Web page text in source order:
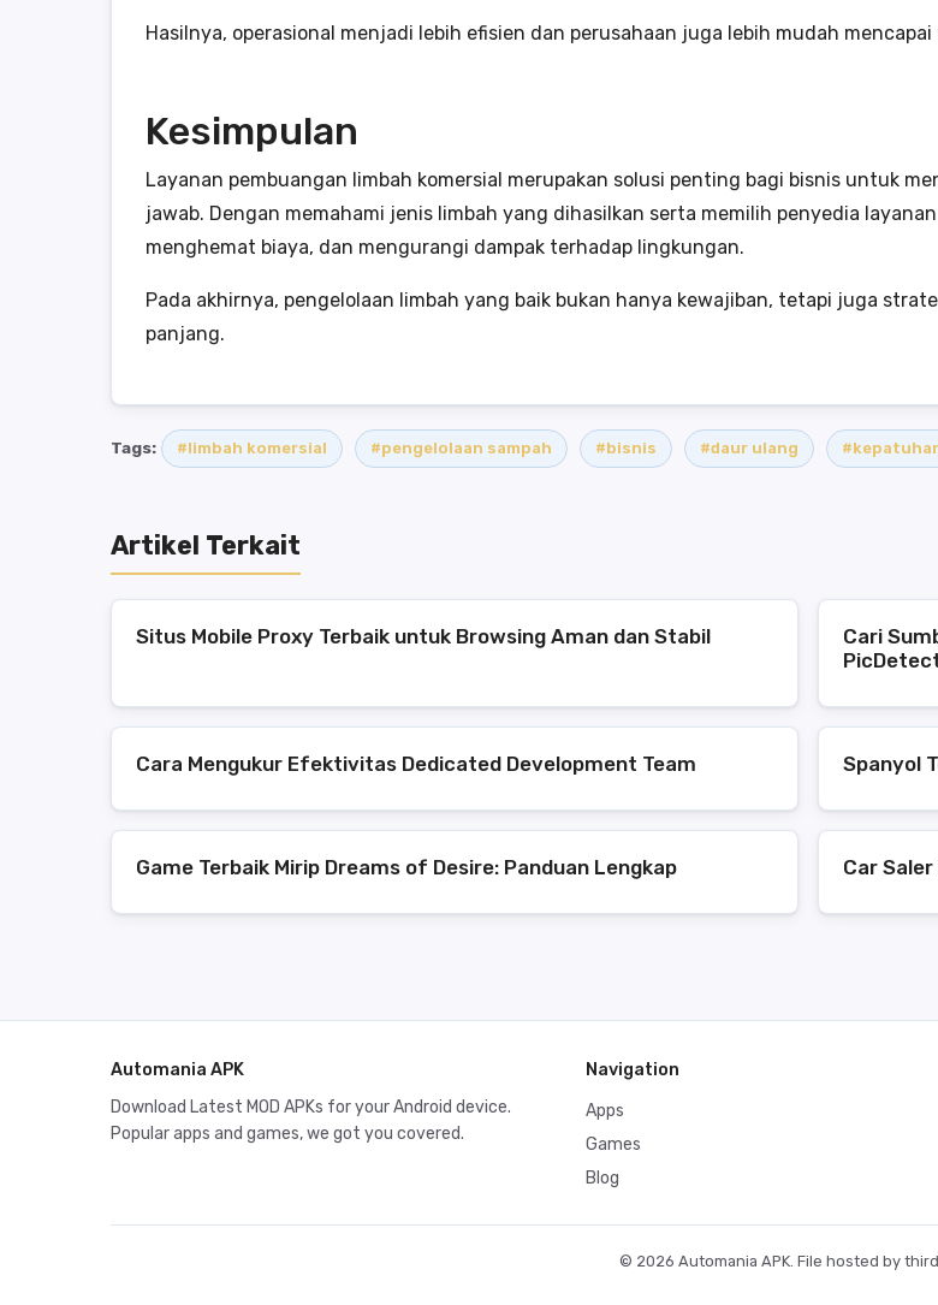
Hasilnya, operasional menjadi lebih efisien dan perusahaan juga lebih mudah
Kesimpulan
Layanan pembuangan limbah komersial merupakan solusi penting bagi bisnis untuk
jawab. Dengan memahami jenis limbah yang dihasilkan serta memilih penyedia
menghemat biaya, dan mengurangi dampak terhadap lingkungan.
Pada akhirnya, pengelolaan limbah yang baik bukan hanya kewajiban, tetapi juga
panjang.
Tags: #limbah komersial #pengelolaan sampah #bisnis #daur ulang
Artikel Terkait
Situs Mobile Proxy Terbaik untuk Browsing Aman dan Stabil
Cari
Cara Mengukur Efektivitas Dedicated Development Team Spanyol
Game Terbaik Mirip Dreams of Desire: Panduan Lengkap Car
Automania APK
Download Latest MOD APKs for your Android device.
Popular apps and games, we got you covered.
Navigation
Apps
Games
Blog
© 2026 Automania APK. File hosted by